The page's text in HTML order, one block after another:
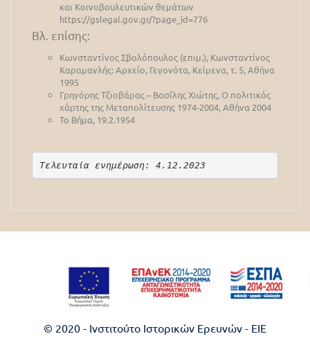
και Κοινοβουλευτικών θεμάτων
https://gslegal.gov.gr/?page_id=776
Βλ. επίσης:
Κωνσταντίνος Σβολόπουλος (επιμ.), Κωνσταντίνος
Καραμανλής: Αρχείο, Γεγονότα, Κείμενα, τ. 5, Αθήνα
1995
Γρηγόρης Τζιοβάρας – Βασίλης Χιώτης, Ο πολιτικός
χάρτης της Μεταπολίτευσης 1974-2004, Αθήνα 2004
Το Βήμα, 19.2.1954
Τελευταία ενημέρωση: 4.12.2023
© 2020 - Ινστιτούτο Ιστορικών Ερευνών - EIE